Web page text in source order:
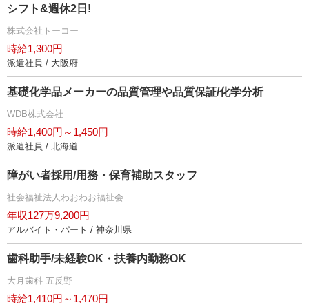
シフト&週休2日!
株式会社トーコー
時給1,300円
派遣社員 / 大阪府
基礎化学品メーカーの品質管理や品質保証/化学分析
WDB株式会社
時給1,400円～1,450円
派遣社員 / 北海道
障がい者採用/用務・保育補助スタッフ
社会福祉法人わおわお福祉会
年収127万9,200円
アルバイト・パート / 神奈川県
歯科助手/未経験OK・扶養内勤務OK
大月歯科 五反野
時給1,410円～1,470円